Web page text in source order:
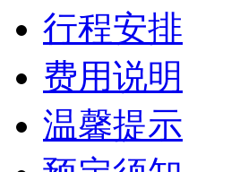
行程安排
费用说明
温馨提示